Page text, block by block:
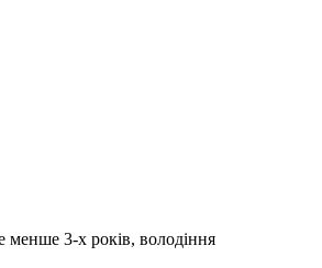
менше 3-х років, володіння